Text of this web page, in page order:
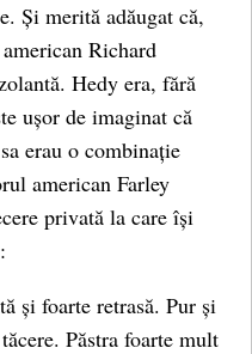
Și merită adăugat că,
Richard
Hedy era, fără
ușor de imaginat că
erau o combinație
american Farley
privată la care își
și foarte retrasă. Pur și
Păstra foarte mult